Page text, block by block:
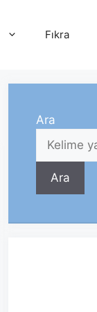
Fıkra
Ara
Ara